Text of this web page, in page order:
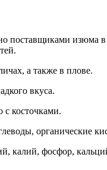
поставщиками изюма
а также в плове.
вкуса.
косточками.
органические
калий, фосфор,